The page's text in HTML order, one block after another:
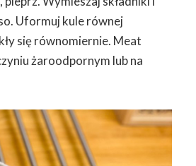
Uformuj kule równej
się równomiernie. Meat
żaroodpornym lub na